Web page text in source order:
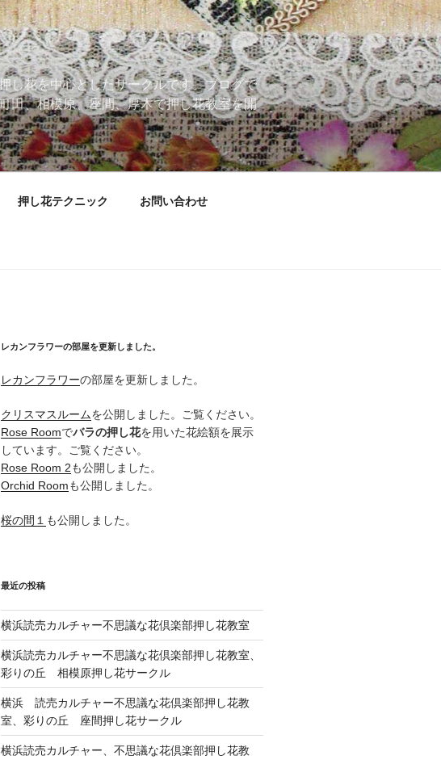
し花を中心としたサークルです。ブログで
田、相模原、座間、厚木で押し花教室を開
押し花テクニック お問い合わせ
レカンフラワーの部屋を更新しました。
レカンフラワーの部屋を更新しました。
クリスマスルームを公開しました。ご覧ください。
Rose Roomでバラの押し花を用いた花絵額を展示
しています。ご覧ください。
Rose Room 2も公開しました。
Orchid Roomも公開しました。
桜の間１ も公開しました。
最近の投稿
横浜読売カルチャー不思議な花倶楽部押し花教室
横浜読売カルチャー不思議な花倶楽部押し花教室、
彩りの丘 相模原押し花サークル
横浜 読売カルチャー不思議な花倶楽部押し花教
室、彩りの丘 座間押し花サークル
横浜読売カルチャー、不思議な花倶楽部押し花教